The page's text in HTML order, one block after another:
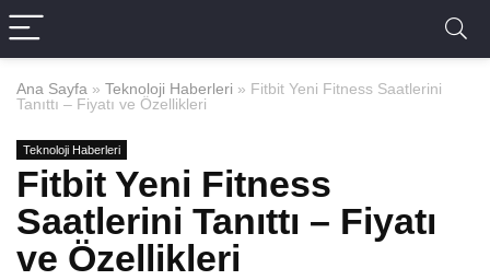
Ana Sayfa » Teknoloji Haberleri » Fitbit Yeni Fitness Saatlerini
Tanıttı – Fiyatı ve Özellikleri
Teknoloji Haberleri
Fitbit Yeni Fitness
Saatlerini Tanıttı – Fiyatı
ve Özellikleri